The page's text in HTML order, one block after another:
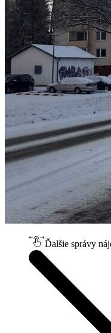
Ďalšie správy